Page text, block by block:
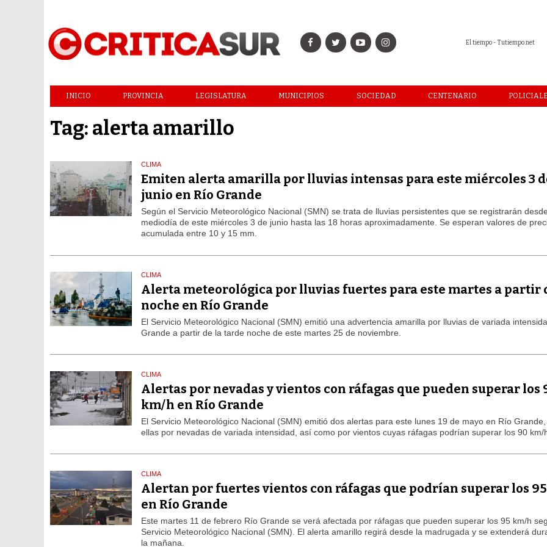
El tiempo - Tutiempo.net
INICIO PROVINCIA LEGISLATURA MUNICIPIOS SOCIEDAD CENTENARIO
Tag: alerta amarillo
CLIMA
Emiten alerta amarilla por lluvias intensas para este miércoles 3
junio en Río Grande
Según el Servicio Meteorológico Nacional (SMN) se trata de lluvias persistentes que se registrarán
mediodía de este miércoles 3 de junio hasta las 18 horas aproximadamente. Se esperan valores de
acumulada entre 10 y 15 mm.
CLIMA
Alerta meteorológica por lluvias fuertes para este martes a partir
noche en Río Grande
El Servicio Meteorológico Nacional (SMN) emitió una advertencia amarilla por lluvias de variada
Grande a partir de la tarde noche de este martes 25 de noviembre.
CLIMA
Alertas por nevadas y vientos con ráfagas que pueden superar los
km/h en Río Grande
El Servicio Meteorológico Nacional (SMN) emitió dos alertas para este lunes 19 de mayo en Río
ellas por nevadas de variada intensidad, así como por vientos cuyas ráfagas podrían superar los 90 km/
CLIMA
Alertan por fuertes vientos con ráfagas que podrían superar los
en Río Grande
Este martes 11 de febrero Río Grande se verá afectada por ráfagas que pueden superar los 95 km/h
Servicio Meteorológico Nacional (SMN). El alerta amarillo regirá desde la madrugada y se extenderá
la mañana.